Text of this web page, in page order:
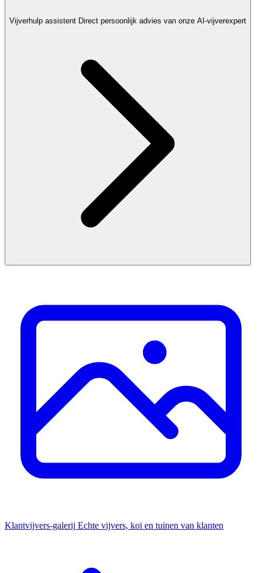
Vijverhulp assistent Direct persoonlijk advies van onze AI-vijverexpert
Klantvijvers-galerij Echte vijvers, koi en tuinen van klanten